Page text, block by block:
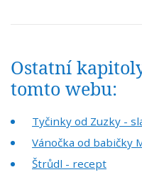
Ostatní
tomto webu:
Tyčinky od Zuzky -
Vánočka od babičky
Štrůdl - recept